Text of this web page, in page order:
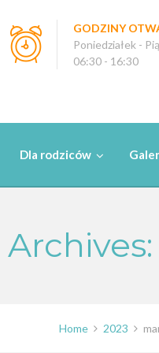
GODZINY
Poniedziałek -
06:30 - 16:30
Dla rodziców
Home 2023